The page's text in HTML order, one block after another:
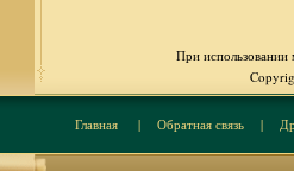
При использовании
Главная| Обратная связь|